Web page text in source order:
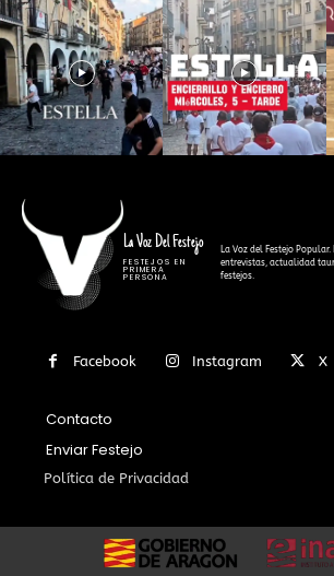
La Voz Del Festejo
FESTEJOS EN
PRIMERA
PERSONA
La Voz del Festejo
entrevistas, actualidad
festejos.
Facebook Instagram X
Contacto
Enviar Festejo
Política de Privacidad